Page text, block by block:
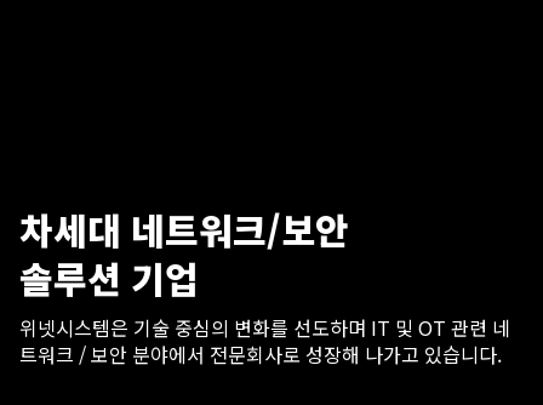
차세대 네트워크/보안
솔루션 기업
위넷시스템은 기술 중심의 변화를 선도하며 IT 및 OT 관련 네
트워크 / 보안 분야에서 전문회사로 성장해 나가고 있습니다.